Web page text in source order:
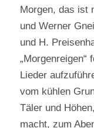
Morgen, das ist
und Werner
und H.
„Morgenreigen“
Lieder
vom kühlen
Täler und
macht, zum